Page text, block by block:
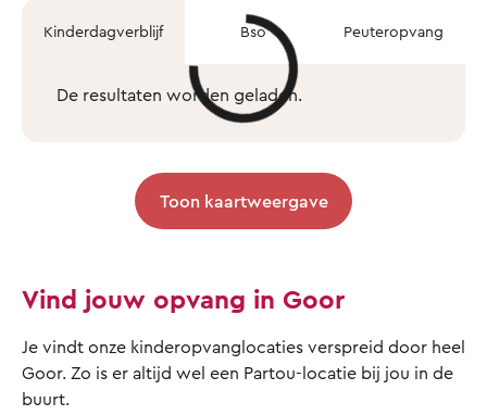
Kinderdagverblijf Bso Peuteropvang
De resultaten worden geladen.
Toon kaartweergave
Vind jouw opvang in Goor
Je vindt onze kinderopvanglocaties verspreid door heel
Goor. Zo is er altijd wel een Partou-locatie bij jou in de
buurt.